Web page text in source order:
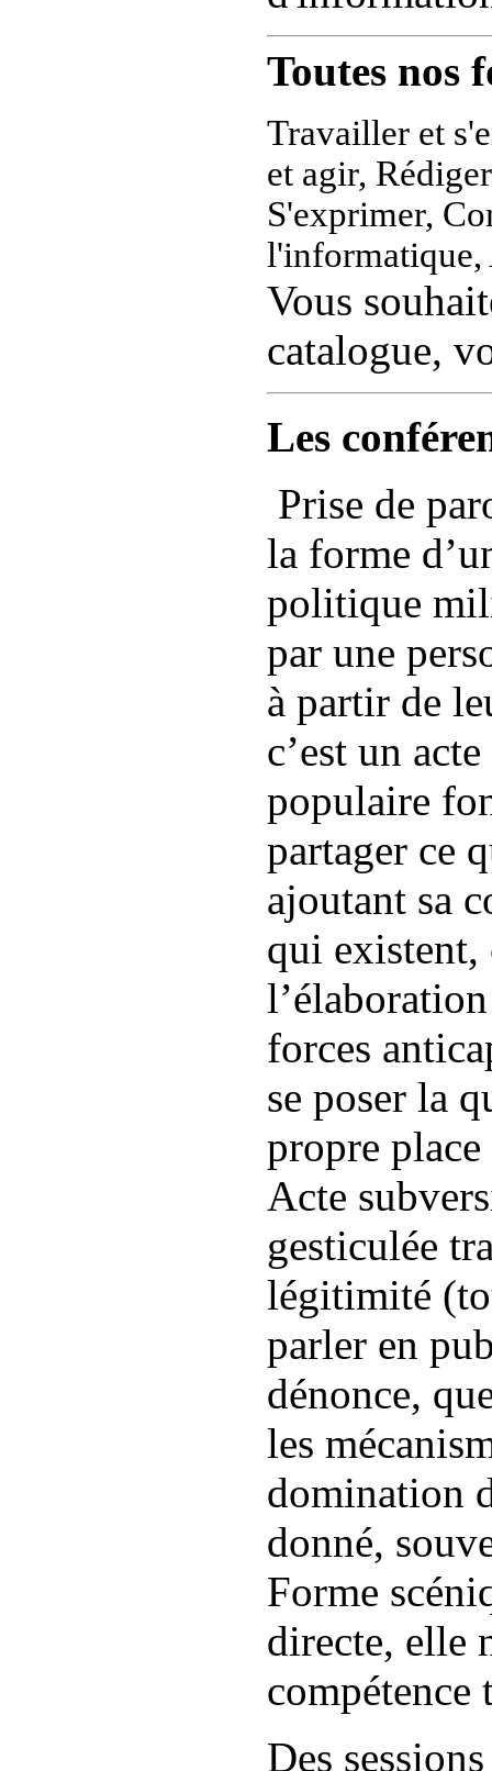
Toutes nos
Travailler et
et agir,
S'exprimer,
l'informatique,
Vous
catalogue,
Les
Prise de
la forme
politique
par une
à partir de
c’est un
populaire
partager ce
ajoutant sa
qui existent,
forces
se poser la
propre place
Acte
gesticulée
légitimité
parler en
dénonce,
les
domination
donné,
Forme
directe, elle
compétence
Des